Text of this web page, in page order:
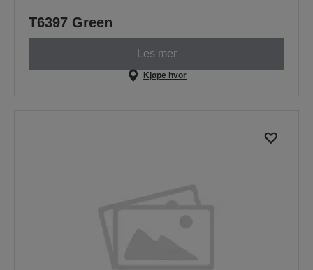
T6397 Green
Les mer
Kjøpe hvor